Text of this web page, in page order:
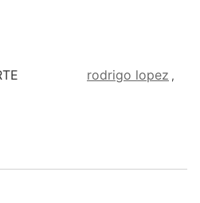
rodrigo lopez ,